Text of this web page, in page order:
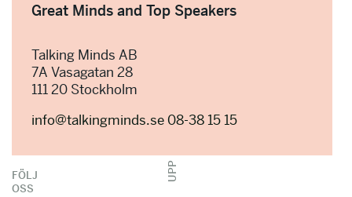
Great Minds and Top Speakers
Talking Minds AB
7A Vasagatan 28
111 20 Stockholm
info@talkingminds.se08-38 15 15
UPP
FÖLJ
OSS